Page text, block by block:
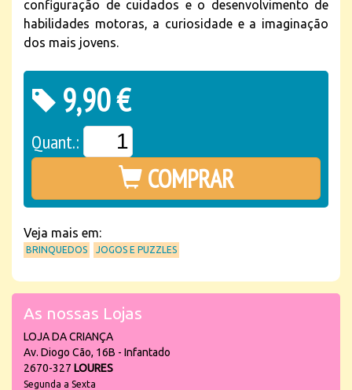
configuração de cuidados e o desenvolvimento de
habilidades motoras, a curiosidade e a imaginação
dos mais jovens.
9,90 €
Quant.:
COMPRAR
Veja mais em:
BRINQUEDOS JOGOS E PUZZLES
As nossas Lojas
LOJA DA CRIANÇA
Av. Diogo Cão, 16B - Infantado
2670-327 LOURES
Segunda a Sexta